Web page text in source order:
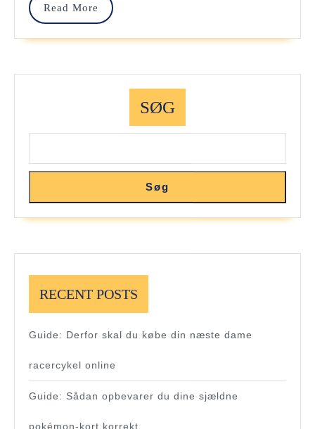
Dit
Read More
Read
SØG
Søg
RECENT POSTS
Guide: Derfor skal du købe din næste dame
racercykel online
Guide: Sådan opbevarer du dine sjældne
pokémon-kort korrekt